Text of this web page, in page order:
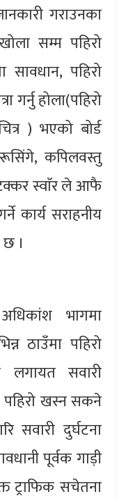
गराउनका
सम्म पहिरो
पहिरो
गर्नु होला(पहिरो
) भएको बोर्ड
कपिलवस्तु
टक्कर स्वाॅर ले आफै
कार्य सराहनीय
।
भागमा
ठाउँमा पहिरो
सवारी
पहिरो खस्न सकने
सवारी दुर्घटना
पूर्वक गाड़ी
ट्राफिक सचेतना